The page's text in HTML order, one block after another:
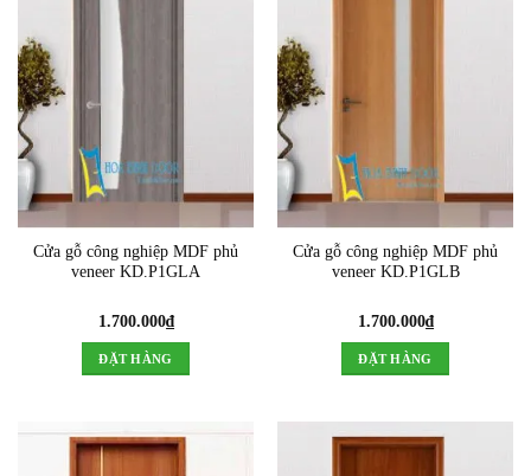
Cửa gỗ công nghiệp MDF phủ
veneer KD.P1GLA
1.700.000₫
ĐẶT HÀNG
Cửa gỗ công nghiệp MDF phủ
veneer KD.P1GLB
1.700.000₫
ĐẶT HÀNG